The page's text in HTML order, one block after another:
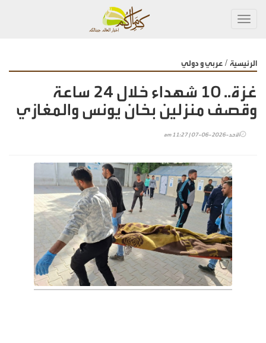
الرئيسية / عربي و دولي
غزة.. 10 شهداء خلال 24 ساعة
وقصف منزلين بخان يونس والمغازي
الأحد-2026-06-07 | 11:27 am